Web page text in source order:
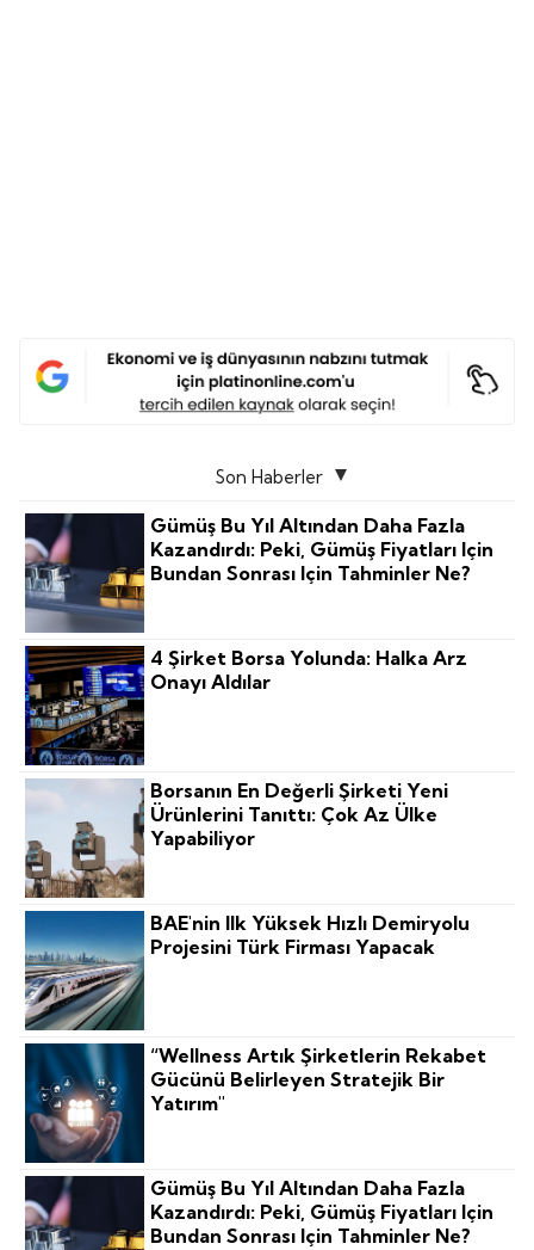
Son Haberler
Gümüş Bu Yıl Altından Daha Fazla
Kazandırdı: Peki, Gümüş Fiyatları Için
Bundan Sonrası Için Tahminler Ne?
4 Şirket Borsa Yolunda: Halka Arz
Onayı Aldılar
Borsanın En Değerli Şirketi Yeni
Ürünlerini Tanıttı: Çok Az Ülke
Yapabiliyor
BAE'nin Ilk Yüksek Hızlı Demiryolu
Projesini Türk Firması Yapacak
“Wellness Artık Şirketlerin Rekabet
Gücünü Belirleyen Stratejik Bir
Yatırım"
Gümüş Bu Yıl Altından Daha Fazla
Kazandırdı: Peki, Gümüş Fiyatları Için
Bundan Sonrası Için Tahminler Ne?